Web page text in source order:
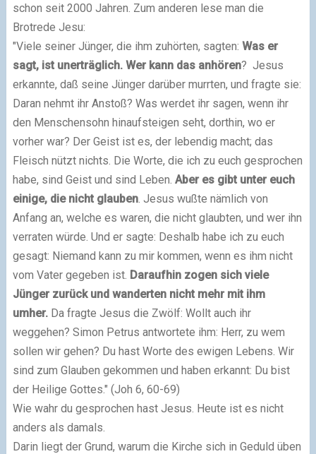
schon seit 2000 Jahren. Zum anderen lese man die
Brotrede Jesu:
"Viele seiner Jünger, die ihm zuhörten, sagten: Was er
sagt, ist unerträglich. Wer kann das anhören? Jesus
erkannte, daß seine Jünger darüber murrten, und fragte sie:
Daran nehmt ihr Anstoß? Was werdet ihr sagen, wenn ihr
den Menschensohn hinaufsteigen seht, dorthin, wo er
vorher war? Der Geist ist es, der lebendig macht; das
Fleisch nützt nichts. Die Worte, die ich zu euch gesprochen
habe, sind Geist und sind Leben. Aber es gibt unter euch
einige, die nicht glauben. Jesus wußte nämlich von
Anfang an, welche es waren, die nicht glaubten, und wer ihn
verraten würde. Und er sagte: Deshalb habe ich zu euch
gesagt: Niemand kann zu mir kommen, wenn es ihm nicht
vom Vater gegeben ist. Daraufhin zogen sich viele
Jünger zurück und wanderten nicht mehr mit ihm
umher.Da fragte Jesus die Zwölf: Wollt auch ihr
weggehen? Simon Petrus antwortete ihm: Herr, zu wem
sollen wir gehen? Du hast Worte des ewigen Lebens. Wir
sind zum Glauben gekommen und haben erkannt: Du bist
der Heilige Gottes." (Joh 6, 60-69)
Wie wahr du gesprochen hast Jesus. Heute ist es nicht
anders als damals.
Darin liegt der Grund, warum die Kirche sich in Geduld üben